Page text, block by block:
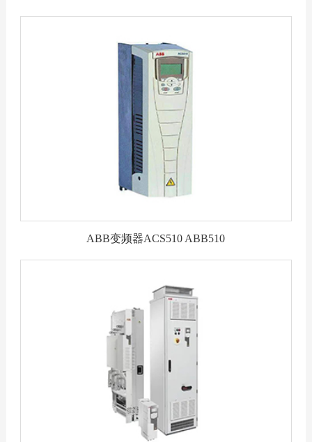
微信咨询
全国服务热线：
ABB变频器ACS510 ABB510